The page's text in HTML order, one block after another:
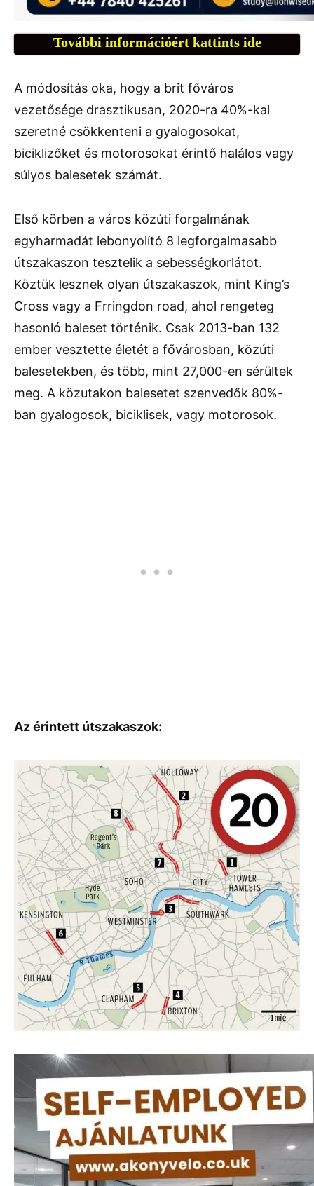
További információért kattints ide
A módosítás oka, hogy a brit főváros
vezetősége drasztikusan, 2020-ra 40%-kal
szeretné csökkenteni a gyalogosokat,
biciklizőket és motorosokat érintő halálos vagy
súlyos balesetek számát.
Első körben a város közúti forgalmának
egyharmadát lebonyolító 8 legforgalmasabb
útszakaszon tesztelik a sebességkorlátot.
Köztük lesznek olyan útszakaszok, mint King’s
Cross vagy a Frringdon road, ahol rengeteg
hasonló baleset történik. Csak 2013-ban 132
ember vesztette életét a fővárosban, közúti
balesetekben, és több, mint 27,000-en sérültek
meg. A közutakon balesetet szenvedők 80%-
ban gyalogosok, biciklisek, vagy motorosok.
Az érintett útszakaszok: